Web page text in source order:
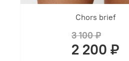
Chors brief
3 100 ₽
2 200 ₽